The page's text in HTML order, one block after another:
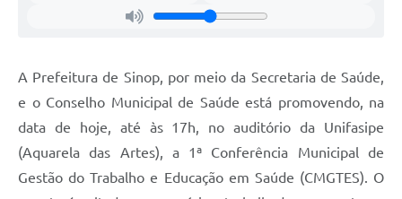
A Prefeitura de Sinop, por meio da Secretaria de Saúde,
e o Conselho Municipal de Saúde está promovendo, na
data de hoje, até às 17h, no auditório da Unifasipe
(Aquarela das Artes), a 1ª Conferência Municipal de
Gestão do Trabalho e Educação em Saúde (CMGTES). O